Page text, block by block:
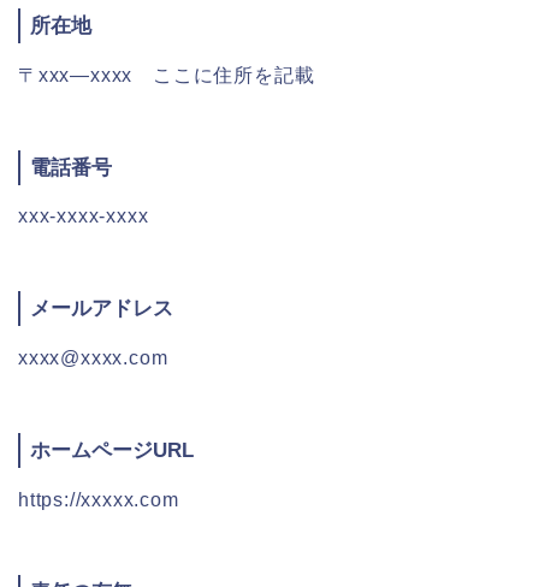
所在地
〒xxx―xxxx ここに住所を記載
電話番号
xxx-xxxx-xxxx
メールアドレス
xxxx@xxxx.com
ホームページURL
https://xxxxx.com